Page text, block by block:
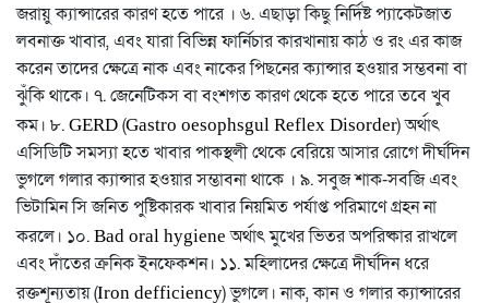
জরায়ু ক্যান্সারের কারণ হতে পারে । ৬. এছাড়া কিছু নির্দিষ্ট প্যাকেটজাত
লবনাক্ত খাবার, এবং যারা বিভিন্ন ফার্নিচার কারখানায় কাঠ ও রং এর কাজ
করেন তাদের ক্ষেত্রে নাক এবং নাকের পিছনের ক্যান্সার হওয়ার সম্ভবনা বা
ঝুঁকি থাকে। ৭. জেনেটিকস বা বংশগত কারণ থেকে হতে পারে তবে খুব
কম। ৮. GERD (Gastro oesophsgul Reflex Disorder) অর্থাৎ
এসিডিটি সমস্যা হতে খাবার পাকস্থলী থেকে বেরিয়ে আসার রোগে দীর্ঘদিন
ভুগলে গলার ক্যান্সার হওয়ার সম্ভাবনা থাকে । ৯. সবুজ শাক-সবজি এবং
ভিটামিন সি জনিত পুষ্টিকারক খাবার নিয়মিত পর্যাপ্ত পরিমাণে গ্রহন না
করলে। ১০. Bad oral hygiene অর্থাৎ মুখের ভিতর অপরিষ্কার রাখলে
এবং দাঁতের ক্রনিক ইনফেকশন। ১১. মহিলাদের ক্ষেত্রে দীর্ঘদিন ধরে
রক্তশূন্যতায় (Iron defficiency) ভুগলে। নাক, কান ও গলার ক্যান্সারের